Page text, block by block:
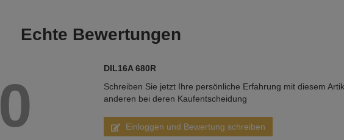
Echte Bewertungen
0
DIL16A 680R
Schreiben Sie jetzt Ihre persönliche Erfahrung mit diesem
anderen bei deren Kaufentscheidung
Einloggen und Bewertung schreiben